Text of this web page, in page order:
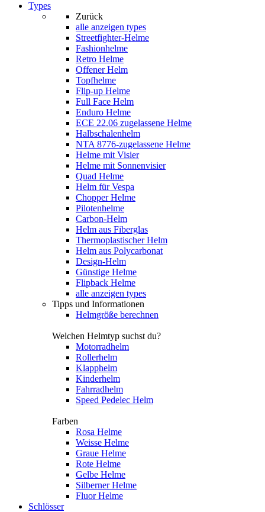
Types
Zurück
alle anzeigen types
Streetfighter-Helme
Fashionhelme
Retro Helme
Offener Helm
Topfhelme
Flip-up Helme
Full Face Helm
Enduro Helme
ECE 22.06 zugelassene Helme
Halbschalenhelm
NTA 8776-zugelassene Helme
Helme mit Visier
Helme mit Sonnenvisier
Quad Helme
Helm für Vespa
Chopper Helme
Pilotenhelme
Carbon-Helm
Helm aus Fiberglas
Thermoplastischer Helm
Helm aus Polycarbonat
Design-Helm
Günstige Helme
Flipback Helme
alle anzeigen types
Tipps und Informationen
Helmgröße berechnen
Welchen Helmtyp suchst du?
Motorradhelm
Rollerhelm
Klapphelm
Kinderhelm
Fahrradhelm
Speed Pedelec Helm
Farben
Rosa Helme
Weisse Helme
Graue Helme
Rote Helme
Gelbe Helme
Silberner Helme
Fluor Helme
Schlösser